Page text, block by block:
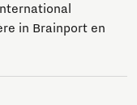
in Brainport en